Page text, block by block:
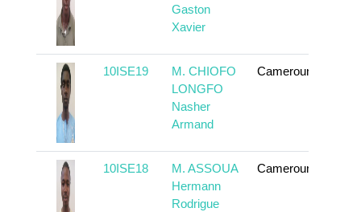
Gaston
Xavier
10ISE19
M. CHIOFO
LONGFO
Nasher
Armand
Cameroun
10ISE18
M. ASSOUA
Hermann
Rodrigue
Cameroun